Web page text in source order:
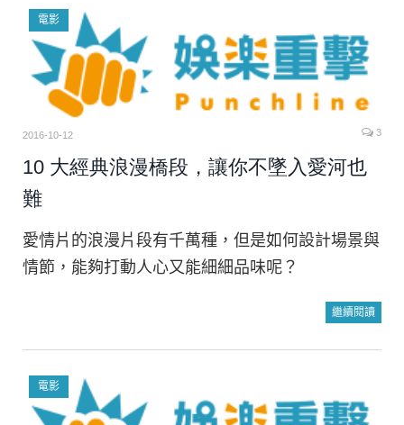
電影
2016-10-12 3
10 大經典浪漫橋段，讓你不墜入愛河也
難
愛情片的浪漫片段有千萬種，但是如何設計場景與
情節，能夠打動人心又能細細品味呢？
繼續閱讀
電影